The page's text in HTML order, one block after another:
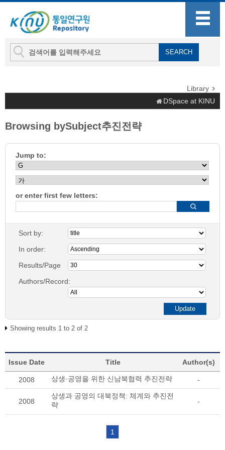
Library
DSpace at KINU
Browsing bySubject추진전략
Jump to:
or enter first few letters:
Sort by:
In order:
Results/Page
Authors/Record:
Showing results 1 to 2 of 2
Issue Date Title Author(s)
2008 상생·공영을 위한 신남북협력 추진전략 -
2008
상생과 공영의 대북정책: 체계와 추진전
략
-
1